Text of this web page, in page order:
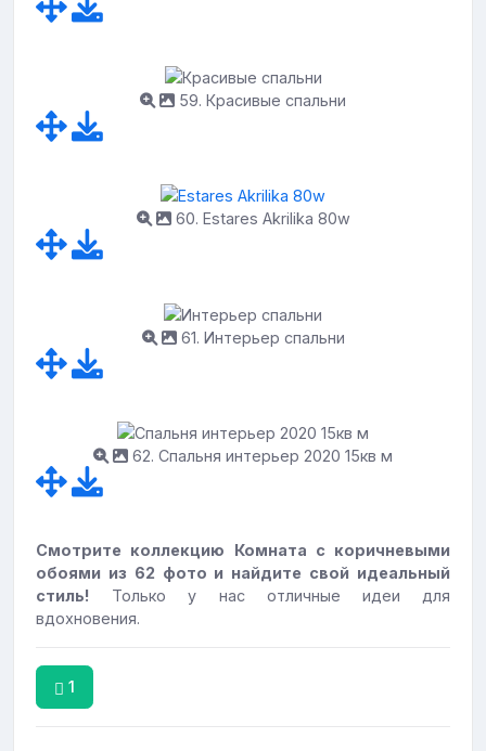
59. Красивые спальни
60. Estares Akrilika 80w
61. Интерьер спальни
62. Спальня интерьер 2020 15кв м
Смотрите коллекцию Комната с коричневыми
обоями из 62 фото и найдите свой идеальный
стиль!
Только у нас отличные идеи для
вдохновения.
1